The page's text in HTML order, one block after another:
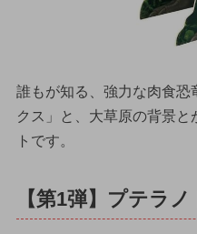
誰もが知る、強力な肉食恐
クス」と、大草原の背景と
トです。
【第1弾】プテラノ